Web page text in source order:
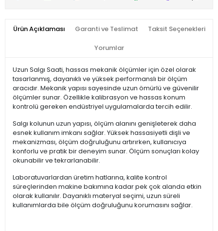
Ürün Açıklaması Garanti ve Teslimat Taksit Seçenekleri
Yorumlar
Uzun Salgı Saati, hassas mekanik ölçümler için özel olarak
tasarlanmış, dayanıklı ve yüksek performanslı bir ölçüm
aracıdır. Mekanik yapısı sayesinde uzun ömürlü ve güvenilir
ölçümler sunar. Özellikle kalibrasyon ve hassas konum
kontrolü gereken endüstriyel uygulamalarda tercih edilir.
Salgı kolunun uzun yapısı, ölçüm alanını genişleterek daha
esnek kullanım imkanı sağlar. Yüksek hassasiyetli dişli ve
mekanizması, ölçüm doğruluğunu artırırken, kullanıcıya
konforlu ve pratik bir deneyim sunar. Ölçüm sonuçları kolay
okunabilir ve tekrarlanabilir.
Laboratuvarlardan üretim hatlarına, kalite kontrol
süreçlerinden makine bakımına kadar pek çok alanda etkin
olarak kullanılır. Dayanıklı materyal seçimi, uzun süreli
kullanımlarda bile ölçüm doğruluğunu korumasını sağlar.